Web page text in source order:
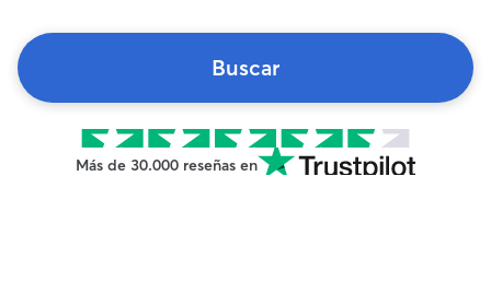
Buscar
Más de 30.000 reseñas en